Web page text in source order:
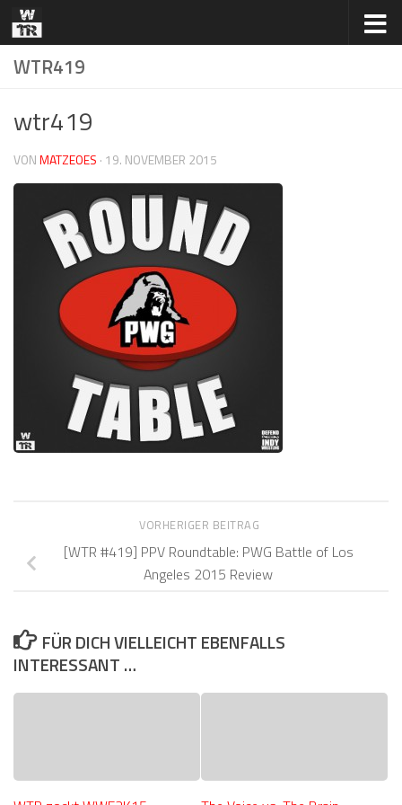
Zum Inhalt springen
WTR419
wtr419
VONMATZEOES · 19. NOVEMBER 2015
VORHERIGER BEITRAG
[WTR #419] PPV Roundtable: PWG Battle of Los
Angeles 2015 Review
FÜR DICH VIELLEICHT EBENFALLS
INTERESSANT …